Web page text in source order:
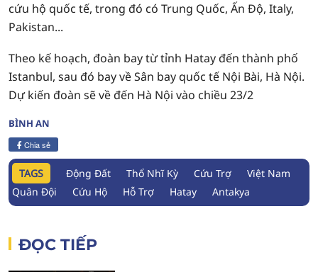
cứu hộ quốc tế, trong đó có Trung Quốc, Ấn Độ, Italy,
Pakistan...
Theo kế hoạch, đoàn bay từ tỉnh Hatay đến thành phố
Istanbul, sau đó bay về Sân bay quốc tế Nội Bài, Hà Nội.
Dự kiến đoàn sẽ về đến Hà Nội vào chiều 23/2
BÌNH AN
Chia sẻ
TAGS Động Đất Thổ Nhĩ Kỳ Cứu Trợ
Việt Nam
Quân Đội
Cứu Hộ Hỗ Trợ Hatay Antakya
ĐỌC TIẾP